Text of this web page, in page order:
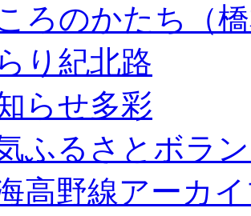
ろのかたち（
り紀北路
らせ多彩
ふるさとボラ
高野線アーカ